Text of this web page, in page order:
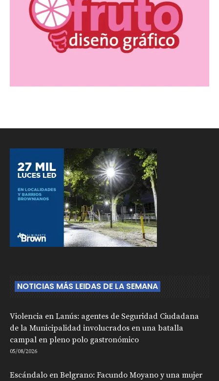
NOTICIAS MÁS LEIDAS DE LA SEMANA
Violencia en Lanús: agentes de Seguridad Ciudadana
de la Municipalidad involucrados en una batalla
campal en pleno polo gastronómico
05/08/2026
Escándalo en Belgrano: Facundo Moyano y una mujer